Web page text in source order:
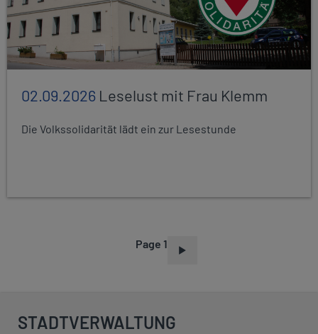
02.09.2026 Leselust mit Frau Klemm
Die Volkssolidarität lädt ein zur Lesestunde
Page 1
STADTVERWALTUNG